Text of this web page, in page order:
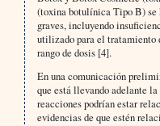
(toxina botulínica Tipo B) se
graves, incluyendo
utilizado para el tratamiento
rango de dosis [4].
En una comunicación
que está llevando adelante
reacciones podrían estar
evidencias de que estén